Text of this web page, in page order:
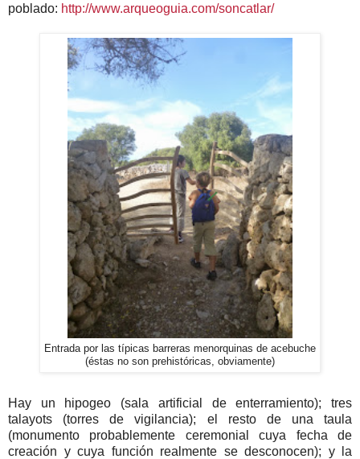
poblado: http://www.arqueoguia.com/soncatlar/
Entrada por las típicas barreras menorquinas de acebuche
(éstas no son prehistóricas, obviamente)
Hay un hipogeo (sala artificial de enterramiento); tres
talayots (torres de vigilancia); el resto de una taula
(monumento probablemente ceremonial cuya fecha de
creación y cuya función realmente se desconocen); y la